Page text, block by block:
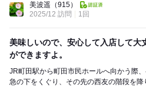
美波遥 （915）
2025/12 訪問
1回
美味しいので、安心して入店して大
ができますよ。
JR町田駅から町田市民ホールへ向かう際
急の下をくぐり、その先の西友の階段を